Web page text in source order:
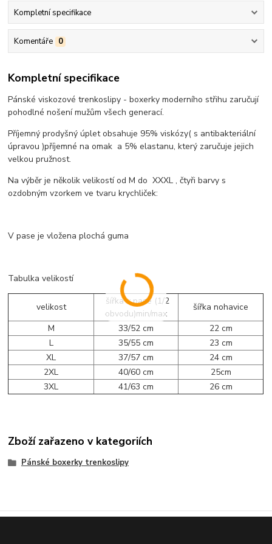
Kompletní specifikace
Komentáře 0
Kompletní specifikace
Pánské viskozové trenkoslipy - boxerky moderního střihu zaručují
pohodlné nošení mužům všech generací.
Příjemný prodyšný úplet obsahuje 95% viskózy( s antibakteriální
úpravou )příjemné na omak a 5% elastanu, který zaručuje jejich
velkou pružnost.
Na výběr je několik velikostí od M do XXXL , čtyři barvy s
ozdobným vzorkem ve tvaru krychliček:
V pase je vložena plochá guma
Tabulka velikostí
velikost
šířka v pase (1/2
obvodu)min/max
šířka nohavice
M
33/52 cm
22 cm
L
35/55 cm
23 cm
XL
37/57 cm
24 cm
2XL
40/60 cm
25cm
3XL
41/63 cm 26 cm
Zboží zařazeno v kategoriích
Pánské boxerky trenkoslipy